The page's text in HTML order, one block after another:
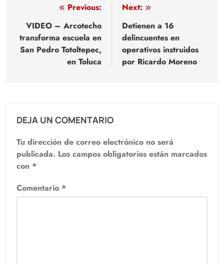
Navegación
de
entradas
Previous:
VIDEO – Arcotecho
transforma escuela en
San Pedro Totoltepec,
en Toluca
Next:
Detienen a 16
delincuentes en
operativos instruidos
por Ricardo Moreno
DEJA UN COMENTARIO
Tu dirección de correo electrónico no será
publicada. Los campos obligatorios están marcados
con *
Comentario *